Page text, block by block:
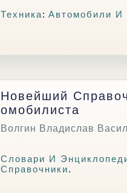
Техника:Автомобили И
Новейший
Омобилиста
Волгин Владислав
Словари И
Справочники.